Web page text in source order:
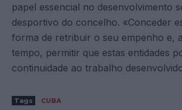
papel essencial no desenvolvimento
desportivo do concelho. «Conceder
forma de retribuir o seu empenho e,
tempo, permitir que estas entidades
continuidade ao trabalho
Tags CUBA